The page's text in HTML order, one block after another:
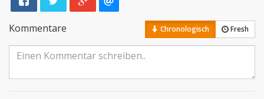
Kommentare Chronologisch Fresh